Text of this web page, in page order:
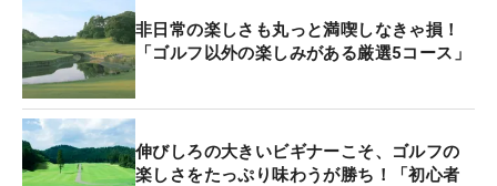
非日常の楽しさも丸っと満喫しなきゃ損！
「ゴルフ以外の楽しみがある厳選5コース」
伸びしろの大きいビギナーこそ、ゴルフの
楽しさをたっぷり味わうが勝ち！「初心者